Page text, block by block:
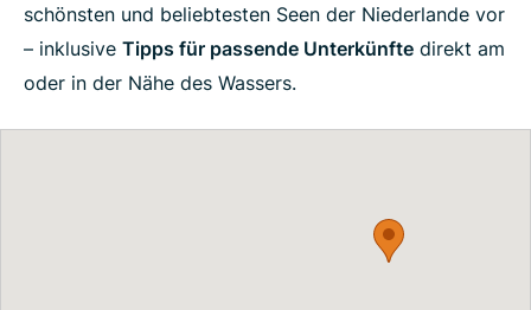
schönsten und beliebtesten Seen der Niederlande vor
– inklusive Tipps für passende Unterkünfte direkt am
oder in der Nähe des Wassers.